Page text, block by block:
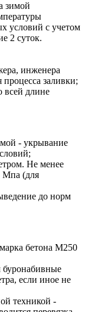
зимой
условий с учетом
2 суток.
инженера
заливки;
всей длине
- укрывание
Не менее
Мпа (для
до норм
бетона М250
если иное не
техникой -